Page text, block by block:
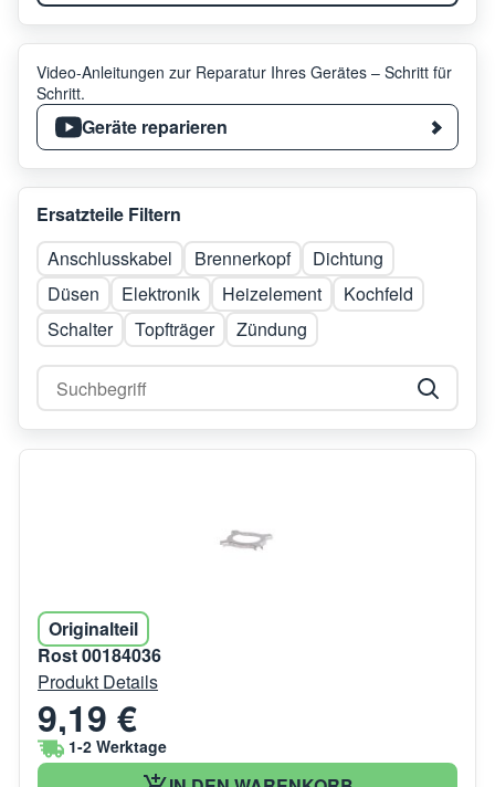
Video-Anleitungen zur Reparatur Ihres Gerätes – Schritt für
Schritt.
Geräte reparieren
Ersatzteile Filtern
Anschlusskabel
Brennerkopf
Dichtung
Düsen
Elektronik Heizelement
Kochfeld
Schalter
Topfträger Zündung
Originalteil
Rost 00184036
Produkt Details
9,19 €
1-2 Werktage